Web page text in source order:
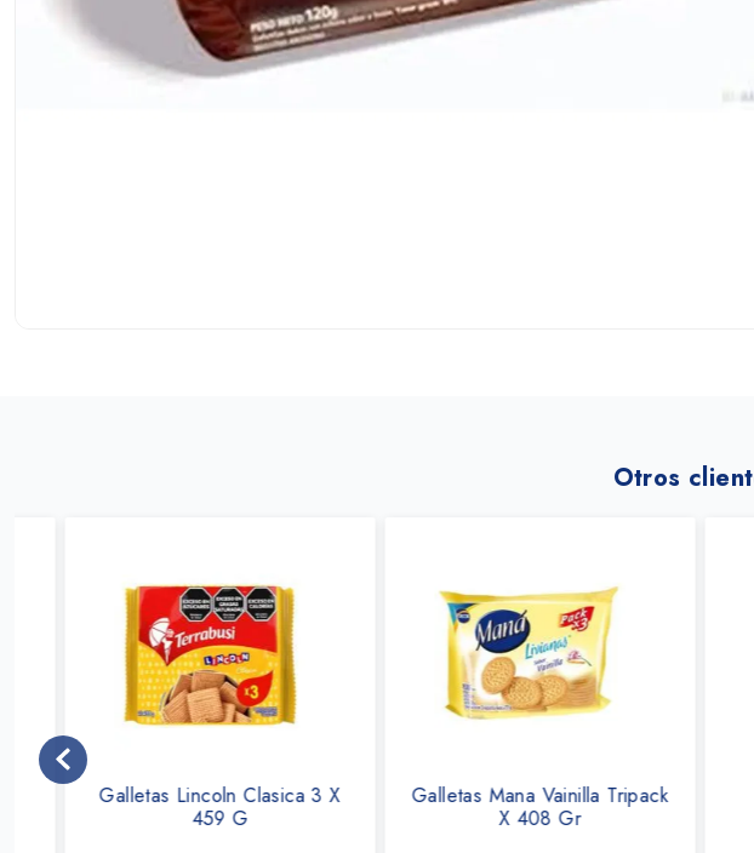
Otros
Galletas Lincoln Clasica 3 X
459 G
Galletas Mana Vainilla Tripack
X 408 Gr